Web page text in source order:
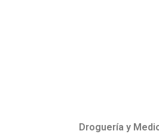
Droguería y